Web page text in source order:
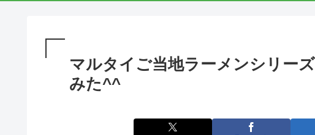
マルタイご当地ラーメンシリー
みた^^